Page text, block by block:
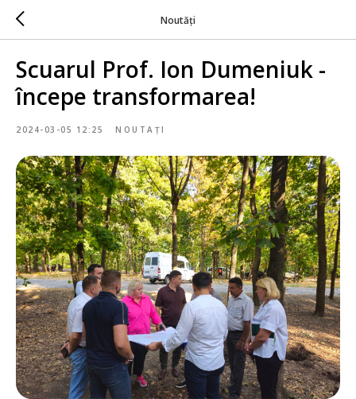
Noutăți
Scuarul Prof. Ion Dumeniuk -
începe transformarea!
2024-03-05 12:25 NOUTAȚI